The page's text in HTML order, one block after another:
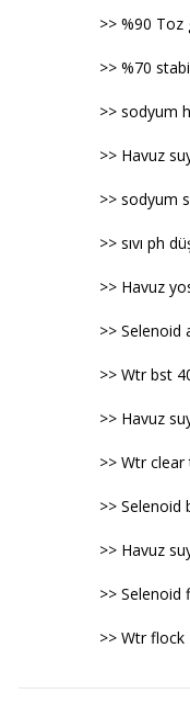
>> %90 Toz
>> %70
>> sodyum
>> Havuz
>> sodyum
>> sıvı ph
>> Havuz
>> Selenoid
>> Wtr bst
>> Havuz
>> Wtr clear
>> Selenoid
>> Havuz
>> Selenoid
>> Wtr flock